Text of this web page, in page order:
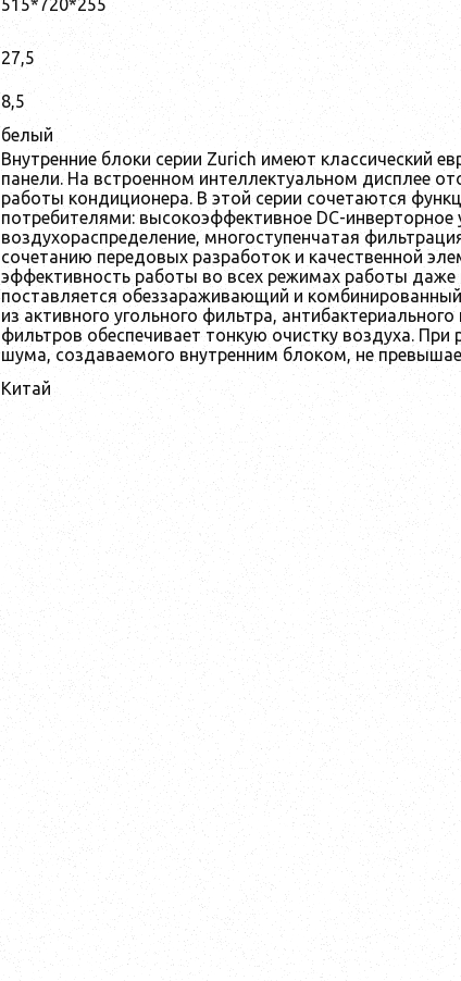
27,5
8,5
белый
Внутренние блоки серии Zurich имеют классический
панели. На встроенном интеллектуальном дисплее
работы кондиционера. В этой серии сочетаются
потребителями: высокоэффективное DC-
воздухораспределение, многоступенчатая
сочетанию передовых разработок и качественной
эффективность работы во всех режимах работы даже
поставляется обеззараживающий и
из активного угольного фильтра,
фильтров обеспечивает тонкую очистку воздуха.
шума, создаваемого внутренним блоком, не
Китай